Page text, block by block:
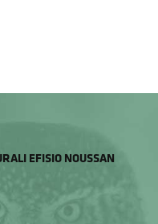
EFISIO NOUSSAN